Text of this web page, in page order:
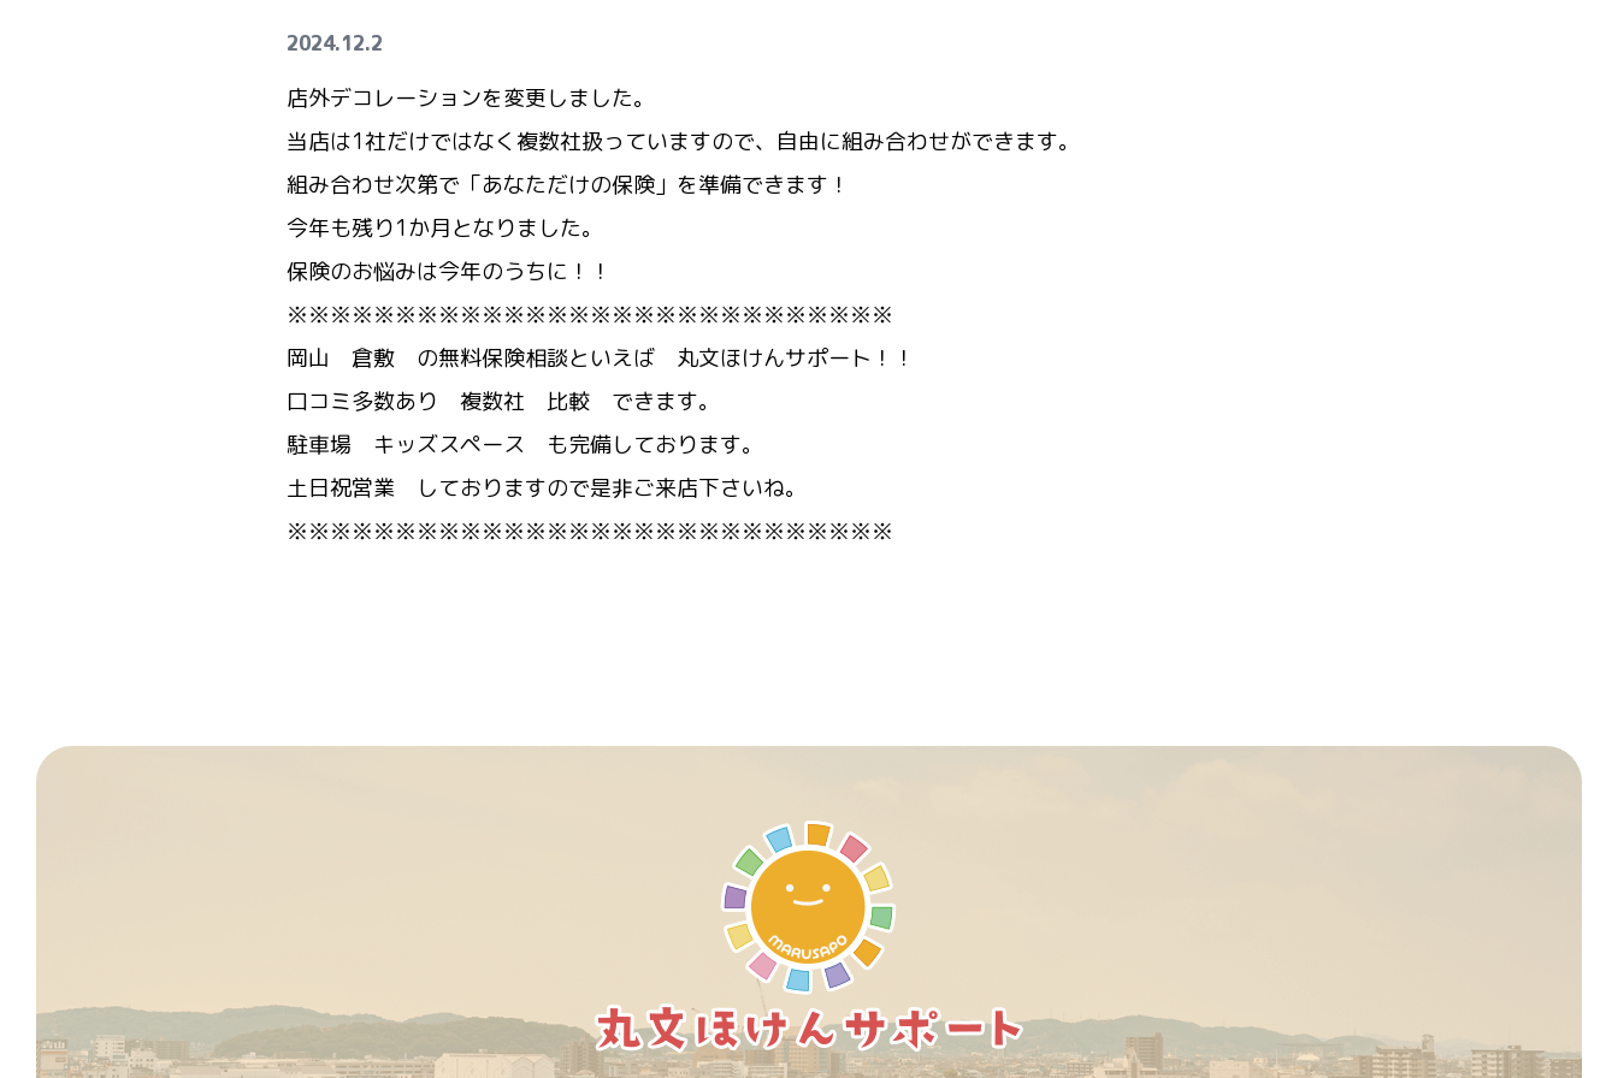
2024.12.2
店外デコレーションを変更しました。
当店は1社だけではなく複数社扱っていますので、自由に組み合わせができます。
組み合わせ次第で「あなただけの保険」を準備できます！
今年も残り1か月となりました。
保険のお悩みは今年のうちに！！
※※※※※※※※※※※※※※※※※※※※※※※※※※※※
岡山 倉敷 の無料保険相談といえば 丸文ほけんサポート！！
口コミ多数あり 複数社 比較 できます。
駐車場 キッズスペース も完備しております。
土日祝営業 しておりますので是非ご来店下さいね。
※※※※※※※※※※※※※※※※※※※※※※※※※※※※